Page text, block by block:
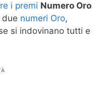
i premi Numero Oro
due numeri Oro,
si indovinano tutti e